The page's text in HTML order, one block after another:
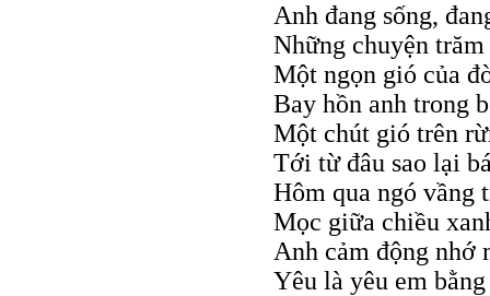
Anh đang sống,
Những chuyện
Một ngọn gió của
Bay hồn anh trong
Một chút gió trên
Tới từ đâu sao lại
Hôm qua ngó vầng
Mọc giữa chiều
Anh cảm động nhớ
Yêu là yêu em